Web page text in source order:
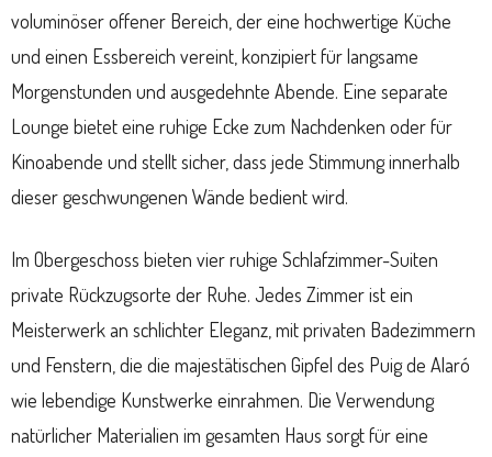
voluminöser offener Bereich, der eine hochwertige Küche
und einen Essbereich vereint, konzipiert für langsame
Morgenstunden und ausgedehnte Abende. Eine separate
Lounge bietet eine ruhige Ecke zum Nachdenken oder für
Kinoabende und stellt sicher, dass jede Stimmung innerhalb
dieser geschwungenen Wände bedient wird.
Im Obergeschoss bieten vier ruhige Schlafzimmer-Suiten
private Rückzugsorte der Ruhe. Jedes Zimmer ist ein
Meisterwerk an schlichter Eleganz, mit privaten Badezimmern
und Fenstern, die die majestätischen Gipfel des Puig de Alaró
wie lebendige Kunstwerke einrahmen. Die Verwendung
natürlicher Materialien im gesamten Haus sorgt für eine